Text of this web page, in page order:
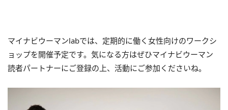
マイナビウーマンlabでは、定期的に働く女性向けのワークシ
ョップを開催予定です。気になる方はぜひマイナビウーマン
読者パートナーにご登録の上、活動にご参加くださいね。